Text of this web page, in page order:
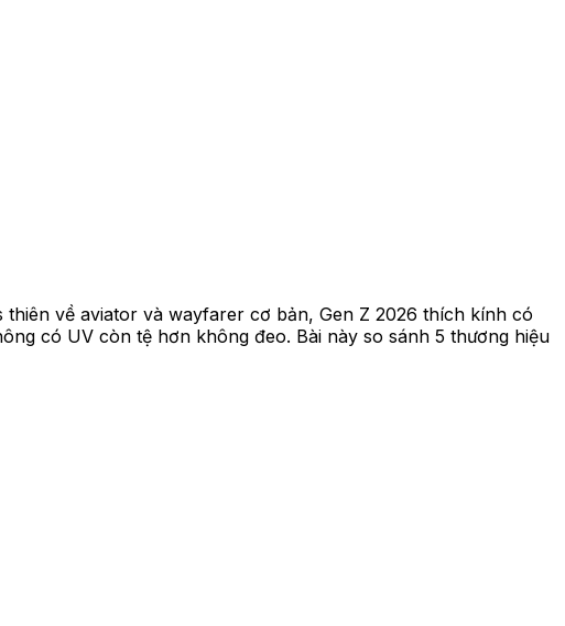
thiên về aviator và wayfarer cơ bản, Gen Z 2026 thích kính có
có UV còn tệ hơn không đeo. Bài này so sánh 5 thương hiệu